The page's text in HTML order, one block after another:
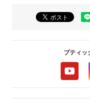
ブティッ